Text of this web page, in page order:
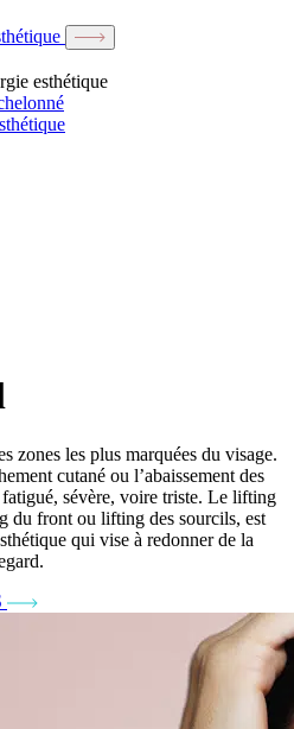
esthétique
zones les plus marquées du visage.
cutané ou l’abaissement des
sévère, voire triste. Le lifting
du front ou lifting des sourcils, est
qui vise à redonner de la